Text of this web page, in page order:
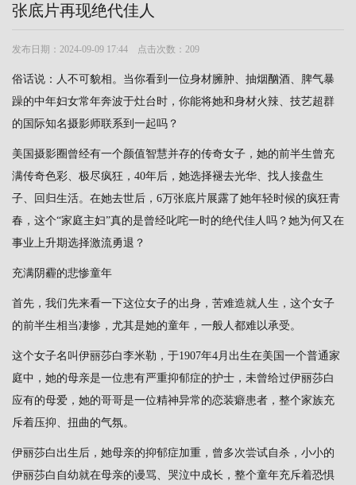
张底片再现绝代佳人
发布日期：2024-09-09 17:44 点击次数：209
俗话说：人不可貌相。当你看到一位身材臃肿、抽烟酗酒、脾气暴
躁的中年妇女常年奔波于灶台时，你能将她和身材火辣、技艺超群
的国际知名摄影师联系到一起吗？
美国摄影圈曾经有一个颜值智慧并存的传奇女子，她的前半生曾充
满传奇色彩、极尽疯狂，40年后，她选择褪去光华、找人接盘生
子、回归生活。在她去世后，6万张底片展露了她年轻时候的疯狂青
春，这个“家庭主妇”真的是曾经叱咤一时的绝代佳人吗？她为何又在
事业上升期选择激流勇退？
充满阴霾的悲惨童年
首先，我们先来看一下这位女子的出身，苦难造就人生，这个女子
的前半生相当凄惨，尤其是她的童年，一般人都难以承受。
这个女子名叫伊丽莎白李米勒，于1907年4月出生在美国一个普通家
庭中，她的母亲是一位患有严重抑郁症的护士，未曾给过伊丽莎白
应有的母爱，她的哥哥是一位精神异常的恋装癖患者，整个家族充
斥着压抑、扭曲的气氛。
伊丽莎白出生后，她母亲的抑郁症加重，曾多次尝试自杀，小小的
伊丽莎白自幼就在母亲的谩骂、哭泣中成长，整个童年充斥着恐惧